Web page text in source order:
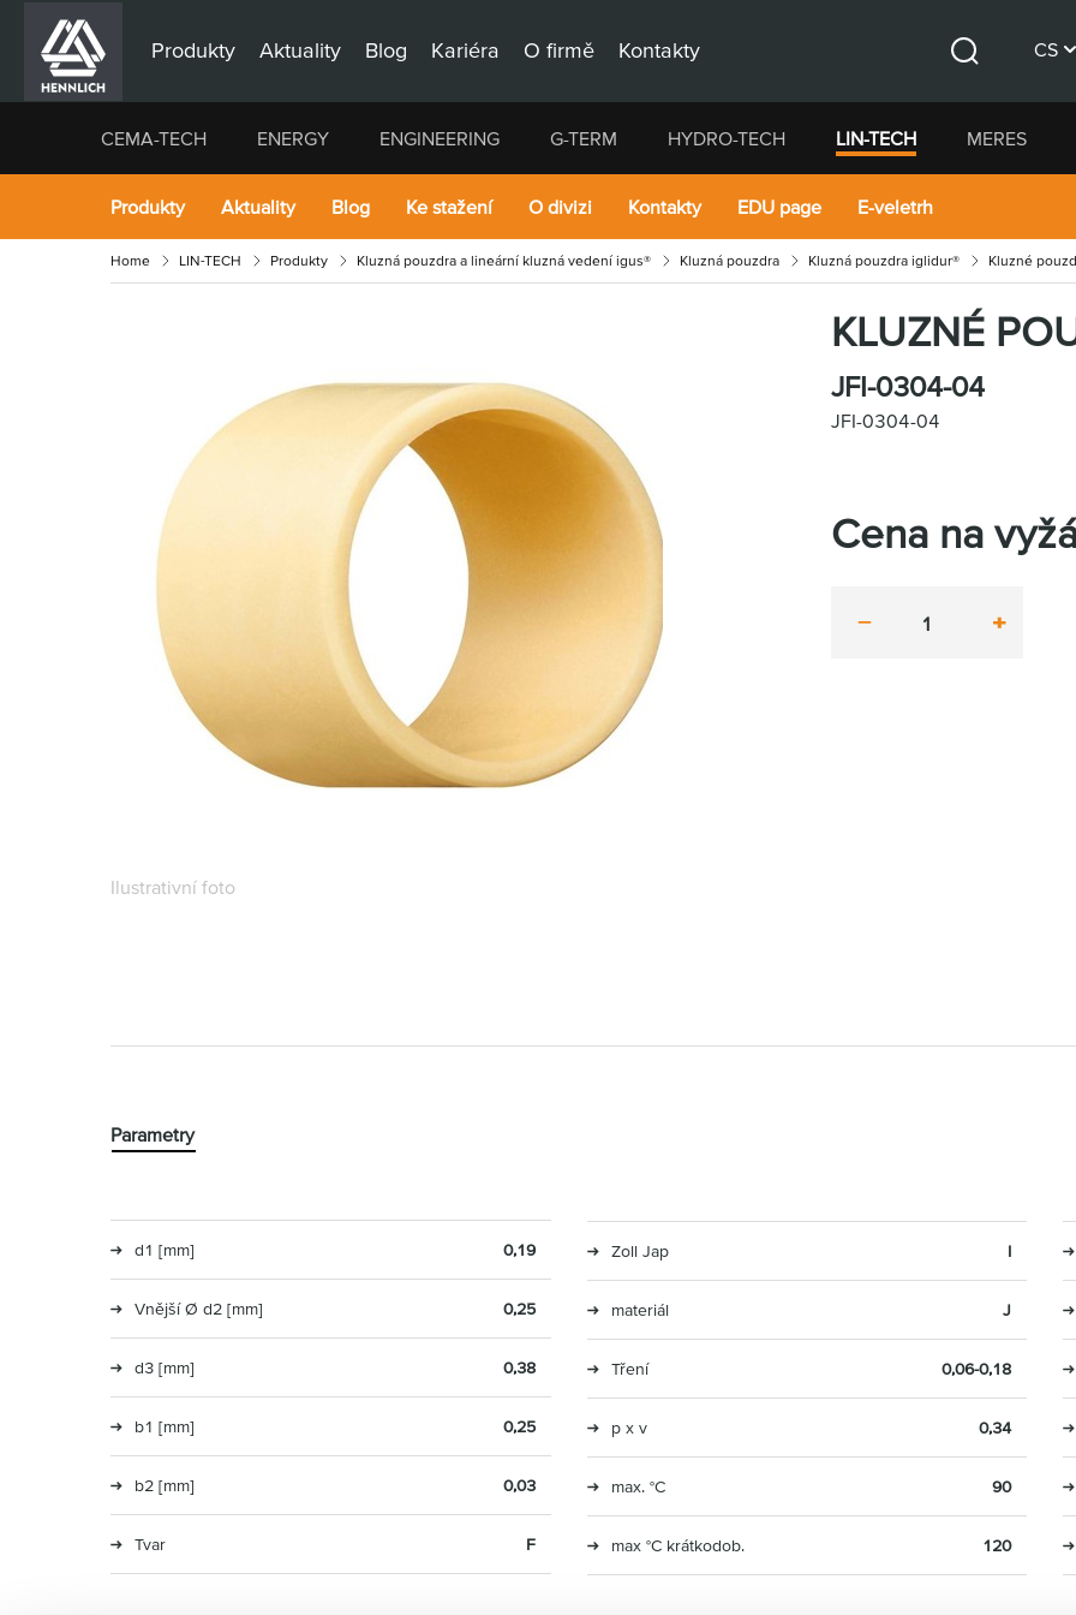
Produkty Aktuality Blog Kariéra O firmě Kontakty CS
CEMA-TECH ENERGY ENGINEERING G-TERM HYDRO-TECH LIN-TECH MERES
Produkty Aktuality Blog Ke stažení O divizi Kontakty EDU page E-veletrh
Home LIN-TECH Produkty Kluzná pouzdra a lineární kluzná vedení igus® Kluzná pouzdra Kluzná pouzdra iglidur® Kluzné
Ilustrativní foto
KLUZNÉ
JFI-0304-04
JFI-0304-04
Cena na
plus
Parametry
d1 [mm] 0,19
Vnější Ø d2 [mm] 0,25
d3 [mm] 0,38
b1 [mm] 0,25
b2 [mm] 0,03
Tvar F
Zoll Jap I
materiál J
Tření 0,06-0,18
p x v 0,34
max. °C 90
max °C krátkodob. 120